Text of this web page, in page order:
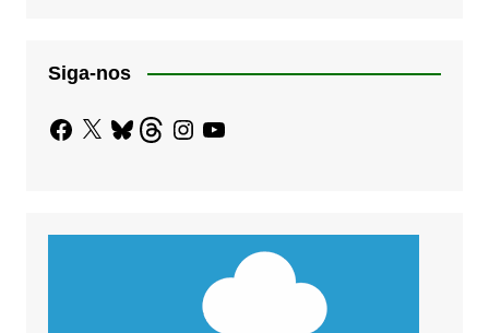
Siga-nos
Facebook
X BlueskyThreadsInstagram
YouTube